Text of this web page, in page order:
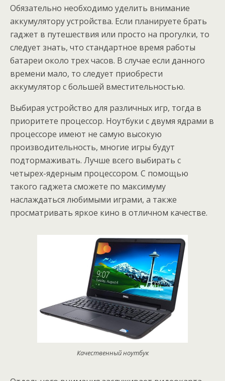
Обязательно необходимо уделить внимание
аккумулятору устройства. Если планируете брать
гаджет в путешествия или просто на прогулки, то
следует знать, что стандартное время работы
батареи около трех часов. В случае если данного
времени мало, то следует приобрести
аккумулятор с большей вместительностью.
Выбирая устройство для различных игр, тогда в
приоритете процессор. Ноутбуки с двумя ядрами в
процессоре имеют не самую высокую
производительность, многие игры будут
подтормаживать. Лучше всего выбирать с
четырех-ядерным процессором. С помощью
такого гаджета сможете по максимуму
наслаждаться любимыми играми, а также
просматривать яркое кино в отличном качестве.
Качественный ноутбук